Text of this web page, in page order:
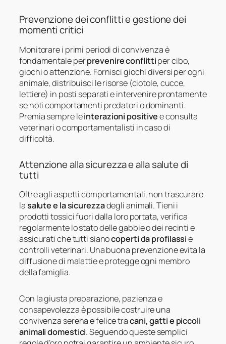
Prevenzione dei conflitti e gestione dei
momenti critici
Monitorare i primi periodi di convivenza è
fondamentale perprevenire conflittiper cibo,
giochi o attenzione. Fornisci giochi diversi per ogni
animale, distribuisci le risorse (ciotole, cucce,
lettiere) in posti separati e intervenire prontamente
se noti comportamenti predatori o dominanti.
Premia sempre leinterazioni positivee consulta
veterinari o comportamentalisti in caso di
difficoltà.
Attenzione alla sicurezza e alla salute di
tutti
Oltre agli aspetti comportamentali, non trascurare
lasalute e la sicurezzadegli animali. Tieni i
prodotti tossici fuori dalla loro portata, verifica
regolarmente lo stato delle gabbie o dei recinti e
assicurati che tutti sianocoperti da profilassie
controlli veterinari. Una buona prevenzione evita la
diffusione di malattie e protegge ogni membro
della famiglia.
Con la giusta preparazione, pazienza e
consapevolezza è possibile costruire una
convivenza serena e felice tracani, gatti e piccoli
animali domestici. Seguendo queste semplici